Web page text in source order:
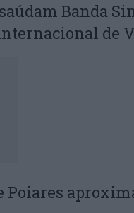
Banda
de
Poiares